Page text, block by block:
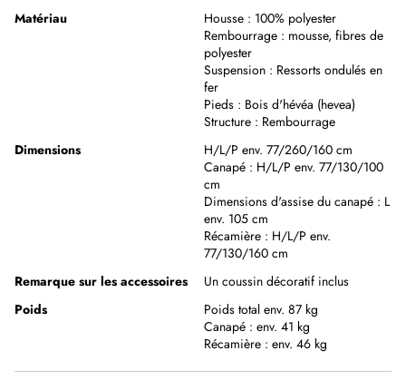
Matériau
Housse : 100% polyester
Rembourrage : mousse, fibres de
polyester
Suspension : Ressorts ondulés en
fer
Pieds : Bois d'hévéa (hevea)
Structure : Rembourrage
Dimensions
H/L/P env. 77/260/160 cm
Canapé : H/L/P env. 77/130/100
cm
Dimensions d'assise du canapé : L
env. 105 cm
Récamière : H/L/P env.
77/130/160 cm
Remarque sur les accessoires
Un coussin décoratif inclus
Poids
Poids total env. 87 kg
Canapé : env. 41 kg
Récamière : env. 46 kg